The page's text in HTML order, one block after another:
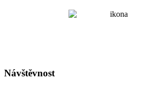
Návštěvnost